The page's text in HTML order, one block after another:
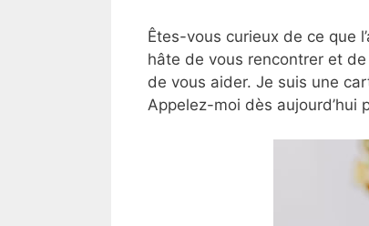
Êtes-vous curieux de ce que
hâte de vous rencontrer et
de vous aider. Je suis une
Appelez-moi dès aujourd’hui